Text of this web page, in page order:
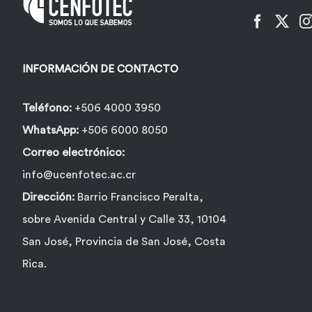
INFORMACIÓN DE CONTACTO
Teléfono: +506 4000 3950
WhatsApp: +506 6000 8050
Correo electrónico:
info@ucenfotec.ac.cr
Dirección: Barrio Francisco Peralta,
sobre Avenida Central y Calle 33, 10104
San José, Provincia de San José, Costa
Rica.